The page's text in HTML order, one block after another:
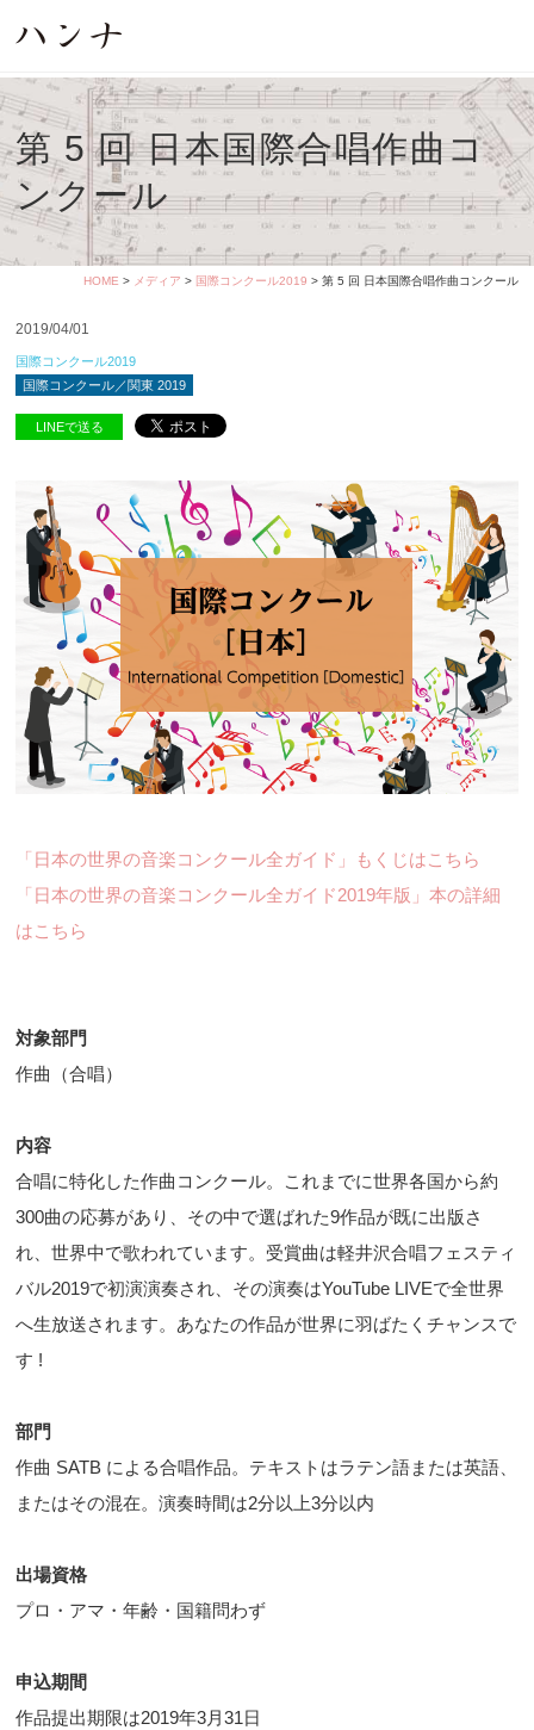
第 5 回 日本国際合唱作曲コ
ンクール
HOME > メディア > 国際コンクール2019 > 第 5 回 日本国際合唱作曲コンクール
2019/04/01
国際コンクール2019
国際コンクール／関東 2019
LINEで送る
「日本の世界の音楽コンクール全ガイド」もくじはこちら
「日本の世界の音楽コンクール全ガイド2019年版」本の詳細
はこちら
対象部門
作曲（合唱）
内容
合唱に特化した作曲コンクール。これまでに世界各国から約
300曲の応募があり、その中で選ばれた9作品が既に出版さ
れ、世界中で歌われています。受賞曲は軽井沢合唱フェスティ
バル2019で初演演奏され、その演奏はYouTube LIVEで全世界
へ生放送されます。あなたの作品が世界に羽ばたくチャンスで
す !
部門
作曲 SATB による合唱作品。テキストはラテン語または英語、
またはその混在。演奏時間は2分以上3分以内
出場資格
プロ・アマ・年齢・国籍問わず
申込期間
作品提出期限は2019年3月31日